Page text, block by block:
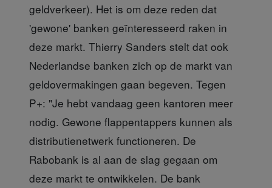
geldverkeer). Het is om deze reden dat
'gewone' banken geïnteresseerd raken in
deze markt. Thierry Sanders stelt dat ook
Nederlandse banken zich op de markt van
geldovermakingen gaan begeven. Tegen
P+: "Je hebt vandaag geen kantoren meer
nodig. Gewone flappentappers kunnen als
distributienetwerk functioneren. De
Rabobank is al aan de slag gegaan om
deze markt te ontwikkelen. De bank